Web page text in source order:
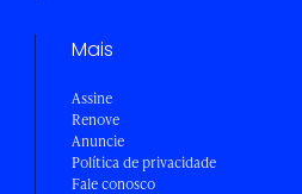
Mais
Assine
Renove
Anuncie
Política de privacidade
Fale conosco